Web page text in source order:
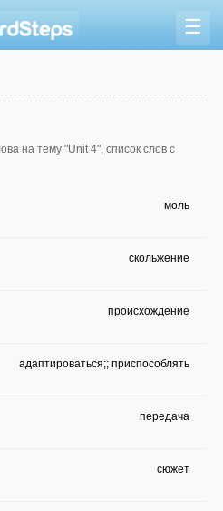
☰
на тему "Unit 4", список слов с
моль
скольжение
происхождение
адаптироваться;; приспособлять
передача
сюжет